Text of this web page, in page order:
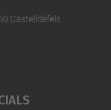
Castelldefels